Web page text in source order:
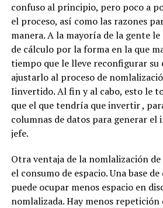
confuso al principio, pero poco a
el proceso, así como las razones
manera. A la mayoría de la gente
de cálculo por la forma en la que
tiempo que le lleve reconfigurar su
ajustarlo al proceso de
Iinvertido. Al fin y al cabo, esto le
que el que tendría que invertir ,
columnas de datos para generar el
jefe.
Otra ventaja de la nomlalización de
el consumo de espacio. Una base
puede ocupar menos espacio en
nomlalizada. Hay menos repetición